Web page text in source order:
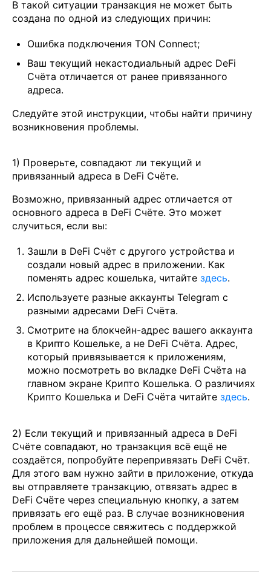
В такой ситуации транзакция не может быть
создана по одной из следующих причин:
Ошибка подключения TON Connect;
Ваш текущий некастодиальный адрес DeFi
Счёта отличается от ранее привязанного
адреса.
Следуйте этой инструкции, чтобы найти причину
возникновения проблемы.
1) Проверьте, совпадают ли текущий и
привязанный адреса в DeFi Счёте.
Возможно, привязанный адрес отличается от
основного адреса в DeFi Счёте. Это может
случиться, если вы:
Зашли в DeFi Счёт с другого устройства и
создали новый адрес в приложении. Как
поменять адрес кошелька, читайте здесь.
Используете разные аккаунты Telegram с
разными адресами DeFi Счёта.
Cмотрите на блокчейн-адрес вашего аккаунта
в Крипто Кошельке, а не DeFi Счёта. Адрес,
который привязывается к приложениям,
можно посмотреть во вкладке DeFi Счёта на
главном экране Крипто Кошелька. О различиях
Крипто Кошелька и DeFi Счёта читайте здесь.
2) Если текущий и привязанный адреса в DeFi
Счёте совпадают, но транзакция всё ещё не
создаётся, попробуйте перепривязать DeFi Счёт.
Для этого вам нужно зайти в приложение, откуда
вы отправляете транзакцию, отвязать адрес в
DeFi Счёте через специальную кнопку, а затем
привязать его ещё раз. В случае возникновения
проблем в процессе свяжитесь с поддержкой
приложения для дальнейшей помощи.